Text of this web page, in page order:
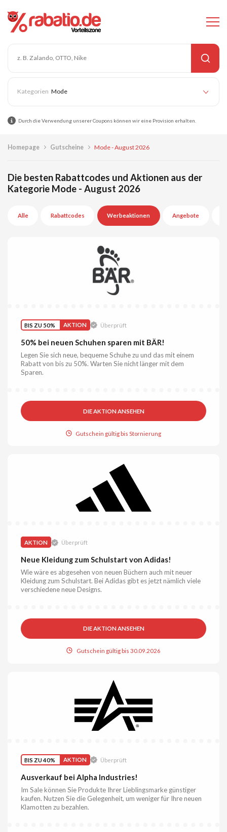
Mode
Durch die Verwendung unserer Coupons können wir eine Provision erhalten.
Homepage Gutscheine Mode - August 2026
Die besten Rabattcodes und Aktionen aus der
Kategorie Mode - August 2026
Alle Rabattcodes Werbeaktionen Angebote
BIS ZU 50% AKTION Überprüft
50% bei neuen Schuhen sparen mit BÄR!
Legen Sie sich neue, bequeme Schuhe zu und das mit einem
Rabatt von bis zu 50%. Warten Sie nicht länger mit dem
Sparen.
DIE AKTION ANSEHEN
Gutschein gültig bis Stornierung
AKTION Überprüft
Neue Kleidung zum Schulstart von Adidas!
Wie wäre es abgesehen von neuen Büchern auch mit neuer
Kleidung zum Schulstart. Bei Adidas gibt es jetzt nämlich viele
verschiedene neue Designs.
DIE AKTION ANSEHEN
Gutschein gültig bis 30.09.2026
BIS ZU 40% AKTION Überprüft
Ausverkauf bei Alpha Industries!
Im Sale können Sie Produkte Ihrer Lieblingsmarke günstiger
kaufen. Nutzen Sie die Gelegenheit, um weniger für Ihre neuen
Klamotten zu bezahlen.